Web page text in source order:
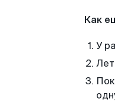
Как
У